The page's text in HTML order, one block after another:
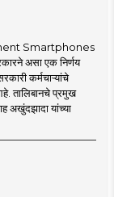
Smartphones
असा एक निर्णय
कर्मचाऱ्यांचे
तालिबानचे प्रमुख
अखुंदझादा यांच्या